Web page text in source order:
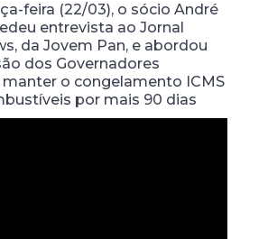
feira (22/03), o sócio André
entrevista ao Jornal
da Jovem Pan, e abordou
dos Governadores
o congelamento ICMS
por mais 90 dias